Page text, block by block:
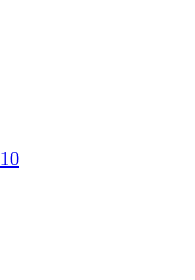
10